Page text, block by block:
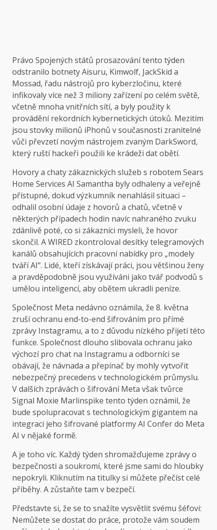
Právo Spojených států prosazování tento týden
odstranilo botnety Aisuru, Kimwolf, JackSkid a
Mossad, řadu nástrojů pro kyberzločinu, které
infikovaly více než 3 miliony zařízení po celém světě,
včetně mnoha vnitřních sítí, a byly použity k
provádění rekordních kybernetických útoků. Mezitím
jsou stovky milionů iPhonů v současnosti zranitelné
vůči převzetí novým nástrojem zvaným DarkSword,
který ruští hackeři použili ke krádeži dat obětí.
Hovory a chaty zákaznických služeb s robotem Sears
Home Services AI Samantha byly odhaleny a veřejně
přístupné, dokud výzkumník nenahlásil situaci –
odhalil osobní údaje z hovorů a chatů, včetně v
některých případech hodin navíc nahraného zvuku
zdánlivě poté, co si zákazníci mysleli, že hovor
skončil. A WIRED zkontroloval desítky telegramových
kanálů obsahujících pracovní nabídky pro „modely
tváří AI“. Lidé, kteří získávají práci, jsou většinou ženy
a pravděpodobně jsou využíváni jako tvář podvodů s
umělou inteligencí, aby obětem ukradli peníze.
Společnost Meta nedávno oznámila, že 8. května
zruší ochranu end-to-end šifrováním pro přímé
zprávy Instagramu, a to z důvodu nízkého přijetí této
funkce. Společnost dlouho slibovala ochranu jako
výchozí pro chat na Instagramu a odborníci se
obávají, že návnada a přepínač by mohly vytvořit
nebezpečný precedens v technologickém průmyslu.
V dalších zprávách o šifrování Meta však tvůrce
Signal Moxie Marlinspike tento týden oznámil, že
bude spolupracovat s technologickým gigantem na
integraci jeho šifrované platformy AI Confer do Meta
AI v nějaké formě.
A je toho víc. Každý týden shromažďujeme zprávy o
bezpečnosti a soukromí, které jsme sami do hloubky
nepokryli. Kliknutím na titulky si můžete přečíst celé
příběhy. A zůstaňte tam v bezpečí.
Představte si, že se to snažíte vysvětlit svému šéfovi:
Nemůžete se dostat do práce, protože vám soudem